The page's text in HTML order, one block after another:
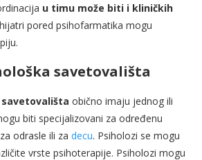
u timu može biti i kliničkih
pored psihofarmatika mogu
savetovališta
obično imaju jednog ili
biti specijalizovani za određenu
odrasle ili za decu. Psiholozi se mogu
vrste psihoterapije. Psiholozi mogu